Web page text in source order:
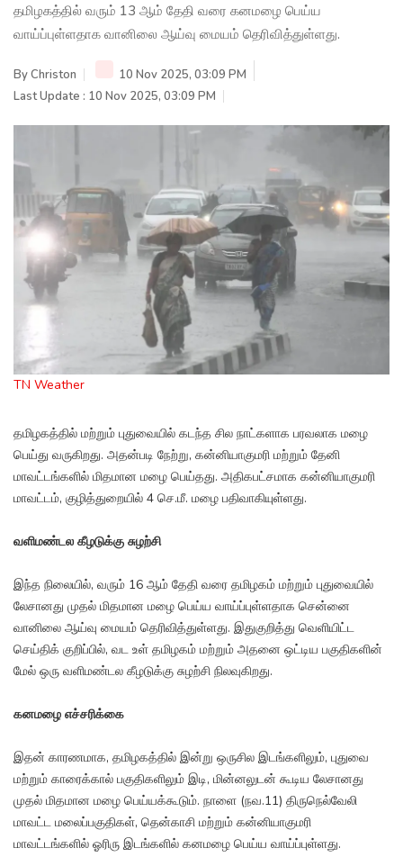
தமிழகத்தில் வரும் 13 ஆம் தேதி வரை கனமழை பெய்ய
வாய்ப்புள்ளதாக வானிலை ஆய்வு மையம் தெரிவித்துள்ளது.
ByChriston
10 Nov 2025, 03:09 PM
Last Update : 10 Nov 2025, 03:09 PM
TN Weather
தமிழகத்தில் மற்றும் புதுவையில் கடந்த சில நாட்களாக பரவலாக மழை
பெய்து வருகிறது. அதன்படி நேற்று, கன்னியாகுமரி மற்றும் தேனி
மாவட்டங்களில் மிதமான மழை பெய்தது. அதிகபட்சமாக கன்னியாகுமரி
மாவட்டம், குழித்துறையில் 4 செ.மீ. மழை பதிவாகியுள்ளது.
வளிமண்டல கீழடுக்கு சுழற்சி
இந்த நிலையில், வரும் 16 ஆம் தேதி வரை தமிழகம் மற்றும் புதுவையில்
லேசானது முதல் மிதமான மழை பெய்ய வாய்ப்புள்ளதாக சென்னை
வானிலை ஆய்வு மையம் தெரிவித்துள்ளது. இதுகுறித்து வெளியிட்ட
செய்திக் குறிப்பில், வட உள் தமிழகம் மற்றும் அதனை ஒட்டிய பகுதிகளின்
மேல் ஒரு வளிமண்டல கீழடுக்கு சுழற்சி நிலவுகிறது.
கனமழை எச்சரிக்கை
இதன் காரணமாக, தமிழகத்தில் இன்று ஒருசில இடங்களிலும், புதுவை
மற்றும் காரைக்கால் பகுதிகளிலும் இடி, மின்னலுடன் கூடிய லேசானது
முதல் மிதமான மழை பெய்யக்கூடும். நாளை (நவ.11) திருநெல்வேலி
மாவட்ட மலைப்பகுதிகள், தென்காசி மற்றும் கன்னியாகுமரி
மாவட்டங்களில் ஓரிரு இடங்களில் கனமழை பெய்ய வாய்ப்புள்ளது.